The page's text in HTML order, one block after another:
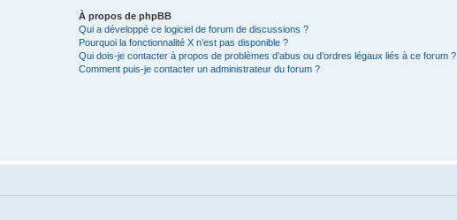
À propos de phpBB
Qui a développé ce logiciel de forum de discussions ?
Pourquoi la fonctionnalité X n’est pas disponible ?
Qui dois-je contacter à propos de problèmes d’abus ou d’ordres légaux liés à ce forum ?
Comment puis-je contacter un administrateur du forum ?